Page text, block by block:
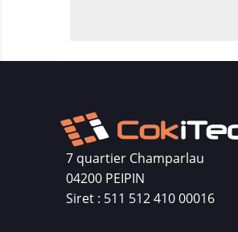
7 quartier Champarlau
04200 PEIPIN
Siret : 511 512 410 00016